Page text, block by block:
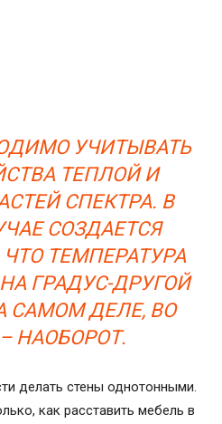
УЧИТЫВАТЬ
ТЕПЛОЙ И
СПЕКТРА. В
СОЗДАЕТСЯ
ТЕМПЕРАТУРА
ГРАДУС-ДРУГОЙ
САМОМ ДЕЛЕ, ВО
НАОБОРОТ.
делать стены однотонными.
как расставить мебель в